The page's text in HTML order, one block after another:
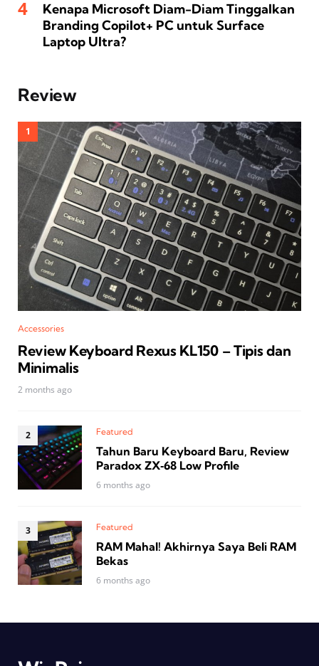
Kenapa Microsoft Diam-Diam Tinggalkan
Branding Copilot+ PC untuk Surface
Laptop Ultra?
Review
Accessories
Review Keyboard Rexus KL150 – Tipis dan
Minimalis
2 months ago
Featured
Tahun Baru Keyboard Baru, Review
Paradox ZX‑68 Low Profile
6 months ago
Featured
RAM Mahal! Akhirnya Saya Beli RAM
Bekas
6 months ago